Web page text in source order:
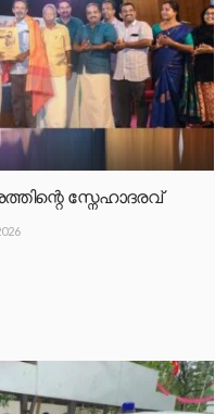
സ്നേഹാദരവ്